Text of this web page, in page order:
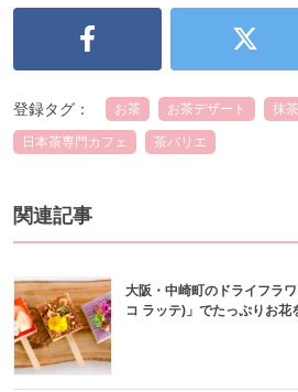
登録タグ： お茶 お茶デザート 抹
日本茶専門カフェ 茶バリエ
関連記事
大阪・中崎町のドライフラ
コ ラッテ)」でたっぷりお花